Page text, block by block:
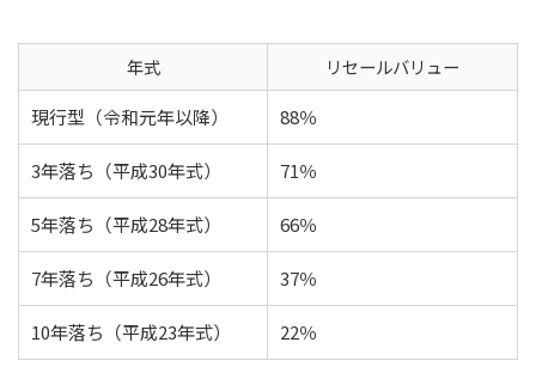
年式
リセールバリュー
現行型（令和元年以降）
88％
3年落ち（平成30年式） 71％
5年落ち（平成28年式） 66％
7年落ち（平成26年式） 37％
10年落ち（平成23年式） 22％